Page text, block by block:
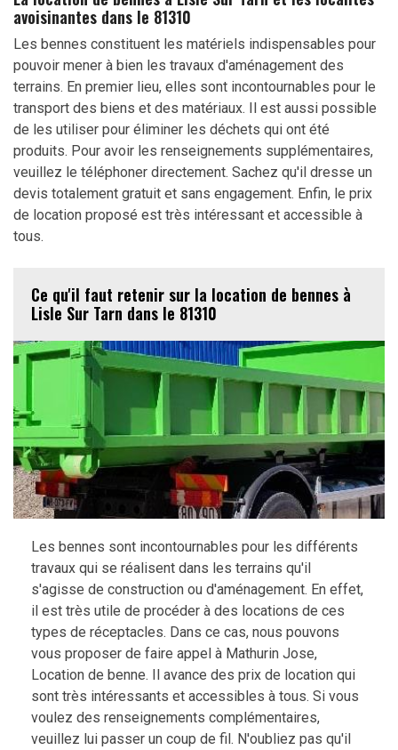
avoisinantes dans le 81310
Les bennes constituent les matériels indispensables pour
pouvoir mener à bien les travaux d'aménagement des
terrains. En premier lieu, elles sont incontournables pour le
transport des biens et des matériaux. Il est aussi possible
de les utiliser pour éliminer les déchets qui ont été
produits. Pour avoir les renseignements supplémentaires,
veuillez le téléphoner directement. Sachez qu'il dresse un
devis totalement gratuit et sans engagement. Enfin, le prix
de location proposé est très intéressant et accessible à
tous.
Ce qu'il faut retenir sur la location de bennes à
Lisle Sur Tarn dans le 81310
Les bennes sont incontournables pour les différents
travaux qui se réalisent dans les terrains qu'il
s'agisse de construction ou d'aménagement. En effet,
il est très utile de procéder à des locations de ces
types de réceptacles. Dans ce cas, nous pouvons
vous proposer de faire appel à Mathurin Jose,
Location de benne. Il avance des prix de location qui
sont très intéressants et accessibles à tous. Si vous
voulez des renseignements complémentaires,
veuillez lui passer un coup de fil. N'oubliez pas qu'il